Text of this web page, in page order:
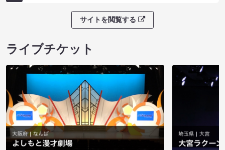
サイトを閲覧する
ライブチケット